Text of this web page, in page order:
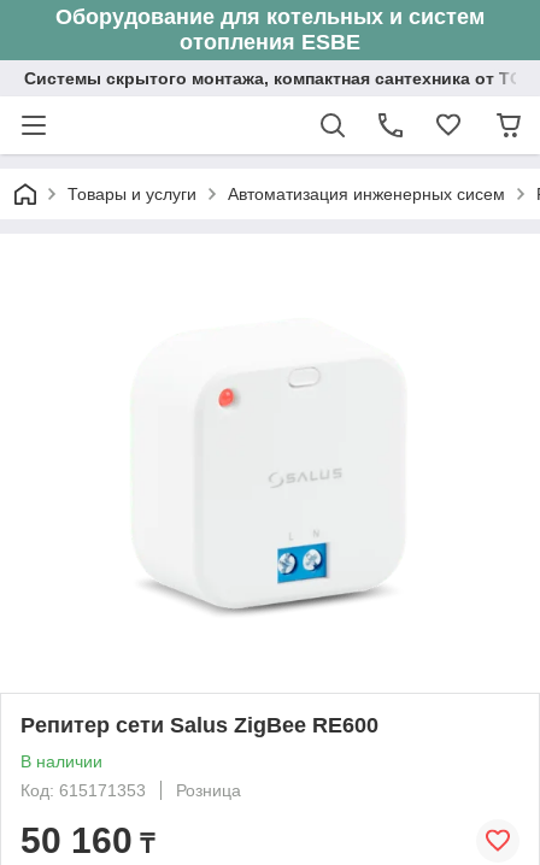
Оборудование для котельных и систем
отопления ESBE
Системы скрытого монтажа, компактная сантехника от
Товары и услуги Автоматизация инженерных сисем
Репитер сети Salus ZigBee RE600
В наличии
Код: 615171353
Розница
50 160 ₸